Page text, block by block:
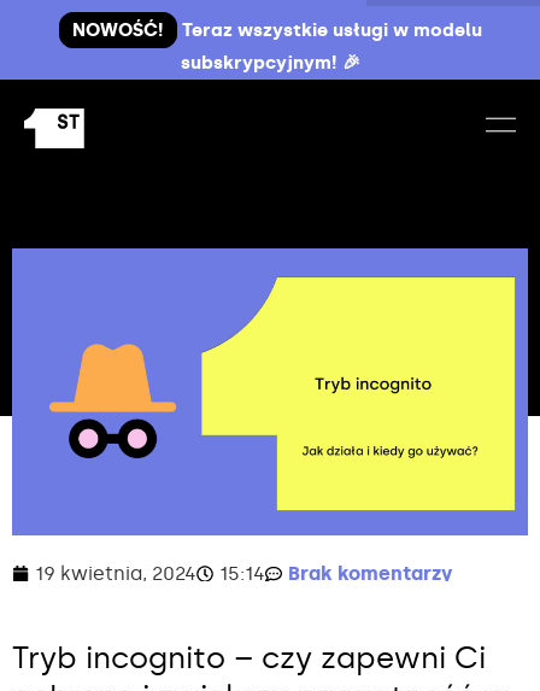
NOWOŚĆ!
Teraz wszystkie usługi w modelu
subskrypcyjnym! 🎉
19 kwietnia, 2024 15:14 Brak komentarzy
Tryb incognito – czy zapewni Ci